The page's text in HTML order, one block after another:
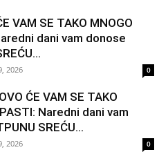
VAM SE TAKO MNOGO
dani vam donose
2026 0
ĆE VAM SE TAKO
Naredni dani vam
SREĆU...
2026 0